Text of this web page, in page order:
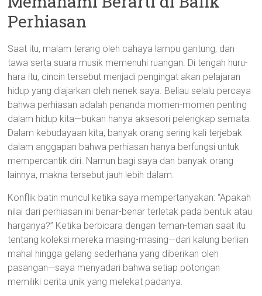
Perhiasan
Saat itu, malam terang oleh cahaya lampu gantung, dan
tawa serta suara musik memenuhi ruangan. Di tengah huru-
hara itu, cincin tersebut menjadi pengingat akan pelajaran
hidup yang diajarkan oleh nenek saya. Beliau selalu percaya
bahwa perhiasan adalah penanda momen-momen penting
dalam hidup kita—bukan hanya aksesori pelengkap semata.
Dalam kebudayaan kita, banyak orang sering kali terjebak
dalam anggapan bahwa perhiasan hanya berfungsi untuk
mempercantik diri. Namun bagi saya dan banyak orang
lainnya, makna tersebut jauh lebih dalam.
Konflik batin muncul ketika saya mempertanyakan: “Apakah
nilai dari perhiasan ini benar-benar terletak pada bentuk atau
harganya?” Ketika berbicara dengan teman-teman saat itu
tentang koleksi mereka masing-masing—dari kalung berlian
mahal hingga gelang sederhana yang diberikan oleh
pasangan—saya menyadari bahwa setiap potongan
memiliki cerita unik yang melekat padanya.